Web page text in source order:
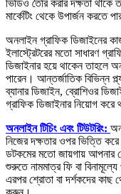
ভিডিও তৈরি করার দক্ষতা থাকে
মার্কেটিং থেকে উপার্জন করতে
অনলাইন গ্রাফিক ডিজাইনের
ইলাস্ট্রেটরের মতো সাধারণ
ডিজাইনার হয়ে থাকেন তাহলে
পারেন। আন্তর্জাতিক বিভিন্ন
ব্যানার ডিজাইন, ব্রোশিওর
গ্রাফিক ডিজাইনার নিয়োগ করে
অনলাইন টিচিং এবং টিউটরিং:
নিজের দক্ষতার ওপর ভিত্তি
ডটকমের মতো জায়গায় আপনার
শুরুতে নামমাত্র ফি বা
এরপর শ্রোতা বা দর্শকদের কাছ